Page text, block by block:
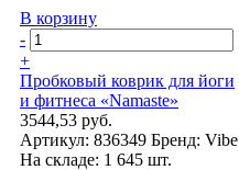
В корзину
-
+
Пробковый коврик для йоги
и фитнеса «Namaste»
3544,53 руб.
Артикул: 836349 Бренд: Vibe
На складе: 1 645 шт.